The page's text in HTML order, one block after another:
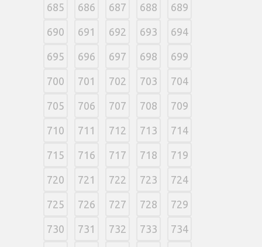
685 686 687 688 689
690 691 692 693 694
695 696 697 698 699
700 701 702 703 704
705 706 707 708 709
710 711 712 713 714
715 716 717 718 719
720 721 722 723 724
725 726 727 728 729
730 731 732 733 734